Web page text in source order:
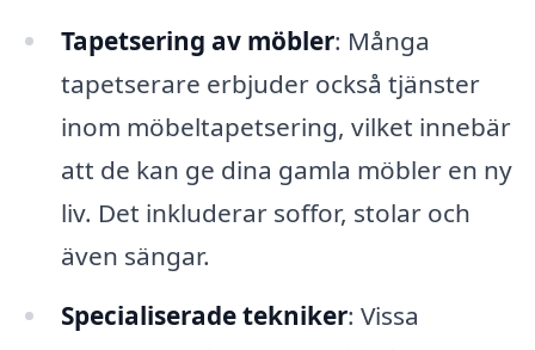
Tapetsering av möbler: Många
tapetserare erbjuder också tjänster
inom möbeltapetsering, vilket innebär
att de kan ge dina gamla möbler en ny
liv. Det inkluderar soffor, stolar och
även sängar.
Specialiserade tekniker: Vissa